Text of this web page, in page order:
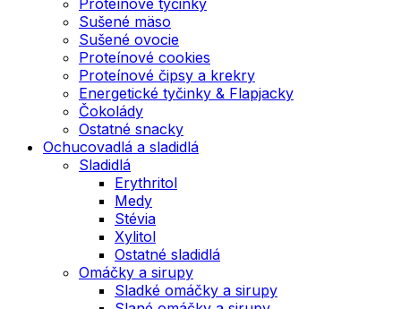
Sušené mäso
Sušené ovocie
Proteínové cookies
Proteínové čipsy a krekry
Energetické tyčinky & Flapjacky
Čokolády
Ostatné snacky
Ochucovadlá a sladidlá
Sladidlá
Erythritol
Medy
Stévia
Xylitol
Ostatné sladidlá
Omáčky a sirupy
Sladké omáčky a sirupy